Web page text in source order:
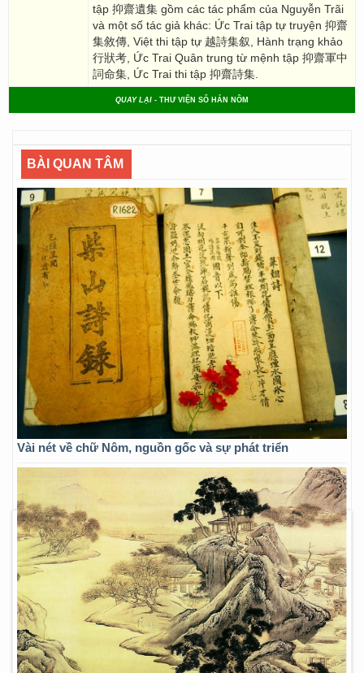
tập 抑齋遺集 gồm các tác phẩm của Nguyễn Trãi
và một số tác giả khác: Ức Trai tập tự truyện 抑齋
集敘傳, Việt thi tập tự 越詩集叙, Hành trạng khảo
行狀考, Ức Trai Quân trung từ mệnh tập 抑齋軍中
詞命集, Ức Trai thi tập 抑齋詩集.
QUAY LẠI - THƯ VIỆN SỐ HÁN NÔM
BÀI QUAN TÂM
Vài nét về chữ Nôm, nguồn gốc và sự phát triển